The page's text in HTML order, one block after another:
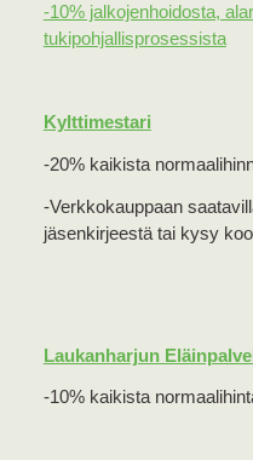
-10% jalkojenhoidosta,
tukipohjallisprosessista
Kylttimestari
-20% kaikista
-Verkkokauppaan
jäsenkirjeestä tai kysy
Laukanharjun
-10% kaikista